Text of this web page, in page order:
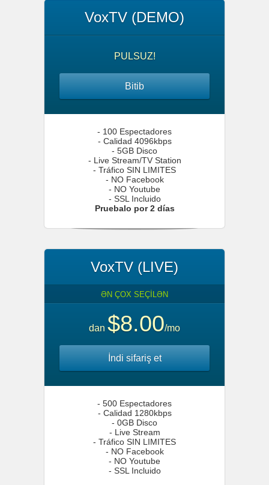
VoxTV (DEMO)
PULSUZ!
Bitib
- 100 Espectadores
- Calidad 4096kbps
- 5GB Disco
- Live Stream/TV Station
- Tráfico SIN LIMITES
- NO Facebook
- NO Youtube
- SSL Incluido
Pruebalo por 2 días
VoxTV (LIVE)
ƏN ÇOX SEÇİLƏN
dan $8.00/mo
İndi sifariş et
- 500 Espectadores
- Calidad 1280kbps
- 0GB Disco
- Live Stream
- Tráfico SIN LIMITES
- NO Facebook
- NO Youtube
- SSL Incluido